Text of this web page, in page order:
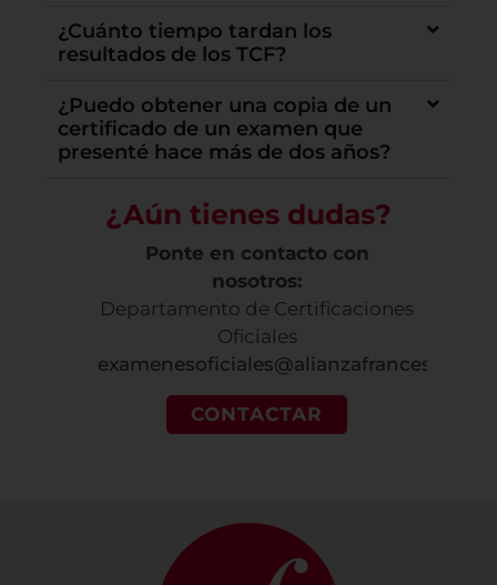
¿Cuánto tiempo tardan los
resultados de los TCF?
¿Puedo obtener una copia de un
certificado de un examen que
presenté hace más de dos años?
¿Aún tienes dudas?
Ponte en contacto con
nosotros:
Departamento de Certificaciones
Oficiales
CONTACTAR